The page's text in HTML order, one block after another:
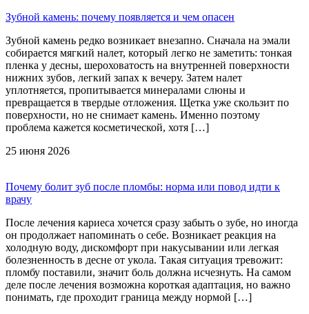
Зубной камень: почему появляется и чем опасен
Зубной камень редко возникает внезапно. Сначала на эмали
собирается мягкий налет, который легко не заметить: тонкая
пленка у десны, шероховатость на внутренней поверхности
нижних зубов, легкий запах к вечеру. Затем налет
уплотняется, пропитывается минералами слюны и
превращается в твердые отложения. Щетка уже скользит по
поверхности, но не снимает камень. Именно поэтому
проблема кажется косметической, хотя […]
25 июня 2026
Почему болит зуб после пломбы: норма или повод идти к
врачу
После лечения кариеса хочется сразу забыть о зубе, но иногда
он продолжает напоминать о себе. Возникает реакция на
холодную воду, дискомфорт при накусывании или легкая
болезненность в десне от укола. Такая ситуация тревожит:
пломбу поставили, значит боль должна исчезнуть. На самом
деле после лечения возможна короткая адаптация, но важно
понимать, где проходит граница между нормой […]